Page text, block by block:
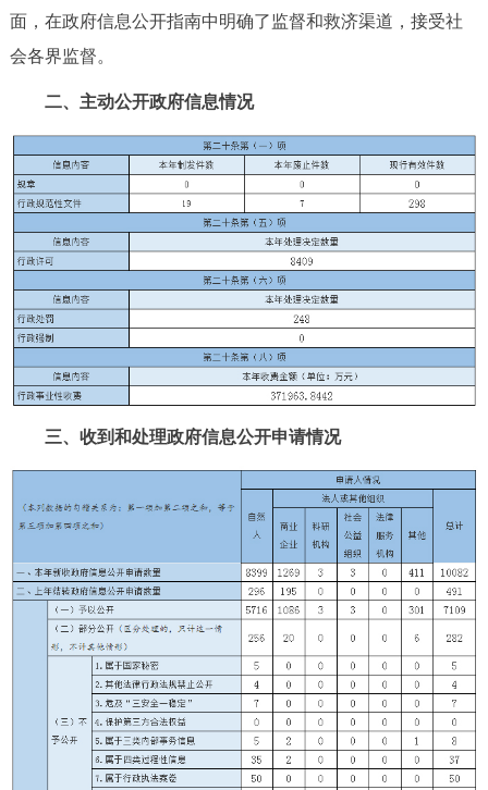
面，在政府信息公开指南中明确了监督和救济渠道，接受社
会各界监督。
二、主动公开政府信息情况
三、收到和处理政府信息公开申请情况